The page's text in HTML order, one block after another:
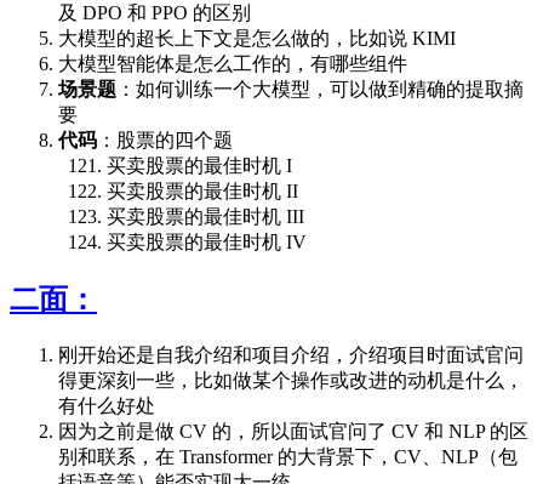
及 DPO 和 PPO 的区别
大模型的超长上下文是怎么做的，比如说 KIMI
大模型智能体是怎么工作的，有哪些组件
场景题 ：如何训练一个大模型，可以做到精确的提取摘
要
代码 ：股票的四个题
买卖股票的最佳时机 I
买卖股票的最佳时机 II
买卖股票的最佳时机 III
买卖股票的最佳时机 IV
二面：
刚开始还是自我介绍和项目介绍，介绍项目时面试官问
得更深刻一些，比如做某个操作或改进的动机是什么，
有什么好处
因为之前是做 CV 的，所以面试官问了 CV 和 NLP 的区
别和联系，在 Transformer 的大背景下，CV、NLP（包